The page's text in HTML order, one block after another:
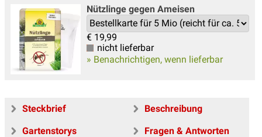
Nützlinge gegen Ameisen
€ 19,99
nicht lieferbar
» Benachrichtigen, wenn lieferbar
Steckbrief
Beschreibung
Gartenstorys
Fragen & Antworten